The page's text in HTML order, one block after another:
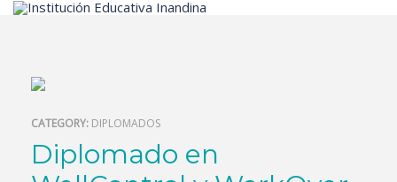
Inicio
CATEGORY: DIPLOMADOS
Diplomado en